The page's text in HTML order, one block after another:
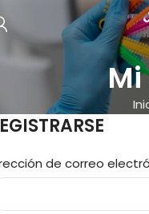
de correo